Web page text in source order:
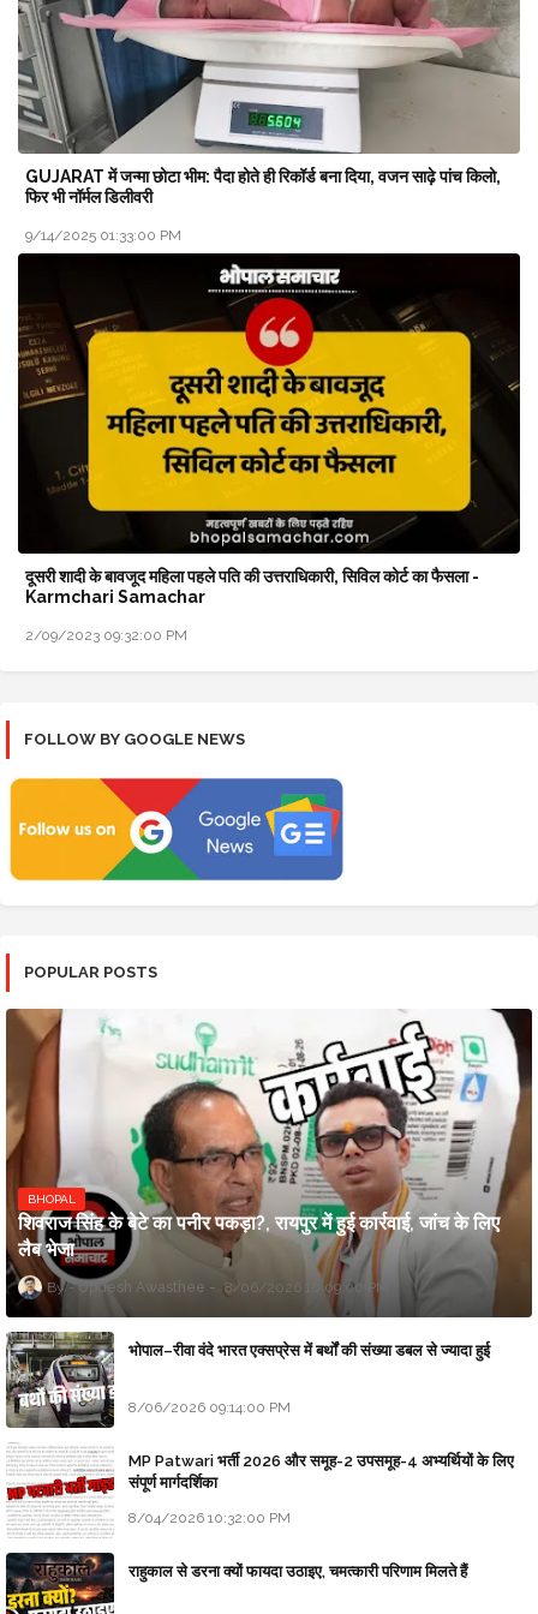
GUJARAT में जन्मा छोटा भीम: पैदा होते ही रिकॉर्ड बना दिया, वजन साढ़े पांच किलो,
फिर भी नॉर्मल डिलीवरी
9/14/2025 01:33:00 PM
दूसरी शादी के बावजूद महिला पहले पति की उत्तराधिकारी, सिविल कोर्ट का फैसला -
Karmchari Samachar
2/09/2023 09:32:00 PM
FOLLOW BY GOOGLE NEWS
POPULAR POSTS
BHOPAL
शिवराज सिंह के बेटे का पनीर पकड़ा?, रायपुर में हुई कार्रवाई, जांच के लिए
लैब भेजा
Updesh Awasthee 8/06/2026 10:09:00 PM
भोपाल–रीवा वंदे भारत एक्सप्रेस में बर्थों की संख्या डबल से ज्यादा हुई
8/06/2026 09:14:00 PM
MP Patwari भर्ती 2026 और समूह-2 उपसमूह-4 अभ्यर्थियों के लिए
संपूर्ण मार्गदर्शिका
8/04/2026 10:32:00 PM
राहुकाल से डरना क्यों फायदा उठाइए, चमत्कारी परिणाम मिलते हैं